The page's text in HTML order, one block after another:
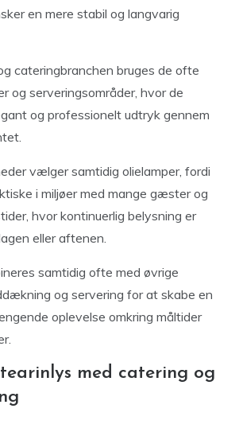
en mere stabil og langvarig
cateringbranchen bruges de ofte
og serveringsområder, hvor de
og professionelt udtryk gennem
vælger samtidig olielamper, fordi
i miljøer med mange gæster og
hvor kontinuerlig belysning er
eller aftenen.
samtidig ofte med øvrige
og servering for at skabe en
oplevelse omkring måltider
med catering og